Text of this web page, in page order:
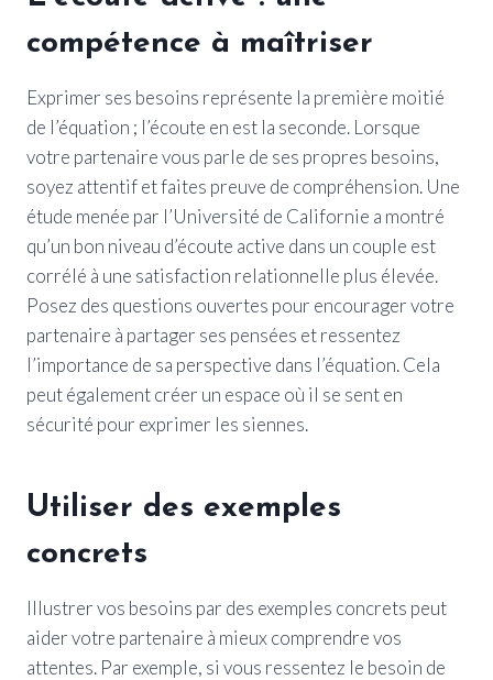
compétence à maîtriser
Exprimer ses besoins représente la première moitié
de l’équation ; l’écoute en est la seconde. Lorsque
votre partenaire vous parle de ses propres besoins,
soyez attentif et faites preuve de compréhension. Une
étude menée par l’Université de Californie a montré
qu’un bon niveau d’écoute active dans un couple est
corrélé à une satisfaction relationnelle plus élevée.
Posez des questions ouvertes pour encourager votre
partenaire à partager ses pensées et ressentez
l’importance de sa perspective dans l’équation. Cela
peut également créer un espace où il se sent en
sécurité pour exprimer les siennes.
Utiliser des exemples
concrets
Illustrer vos besoins par des exemples concrets peut
aider votre partenaire à mieux comprendre vos
attentes. Par exemple, si vous ressentez le besoin de